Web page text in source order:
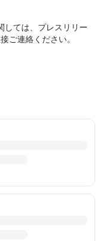
しては、プレスリリー
ご連絡ください。